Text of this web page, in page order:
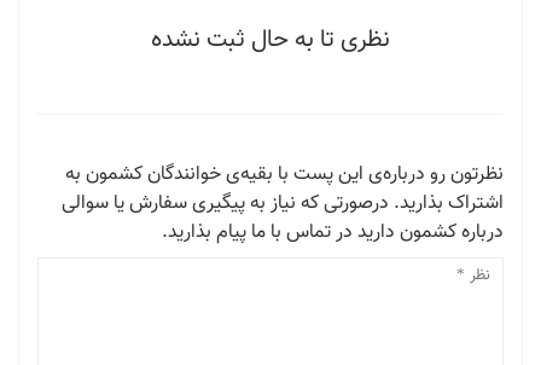
نظری تا به حال ثبت نشده
نظرتون رو درباره‌ی این پست با بقیه‌ی خوانندگان کشمون به
اشتراک بذارید. درصورتی که نیاز به پیگیری سفارش یا سوالی
درباره کشمون دارید در تماس با ما پیام بذارید.